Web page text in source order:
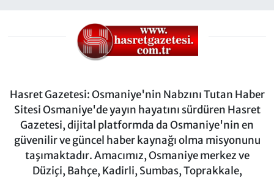
Hasret Gazetesi: Osmaniye'nin Nabzını Tutan Haber
Sitesi Osmaniye'de yayın hayatını sürdüren Hasret
Gazetesi, dijital platformda da Osmaniye'nin en
güvenilir ve güncel haber kaynağı olma misyonunu
taşımaktadır. Amacımız, Osmaniye merkez ve
Düziçi, Bahçe, Kadirli, Sumbas, Toprakkale,